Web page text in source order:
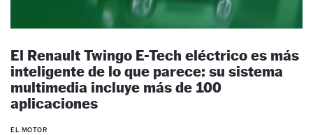
El Renault Twingo E-Tech eléctrico es más
inteligente de lo que parece: su sistema
multimedia incluye más de 100
aplicaciones
EL MOTOR